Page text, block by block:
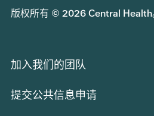
版权所有 © 2026 Central Health
加入我们的团队
提交公共信息申请